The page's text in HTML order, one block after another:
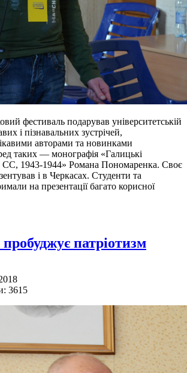
фестиваль подарував університетській
і пізнавальних зустрічей,
авторами та новинками
таких — монографія «Галицькі
СС, 1943-1944» Романа Пономаренка. Своє
і в Черкасах. Студенти та
на презентації багато корисної
пробуджує патріотизм
3615